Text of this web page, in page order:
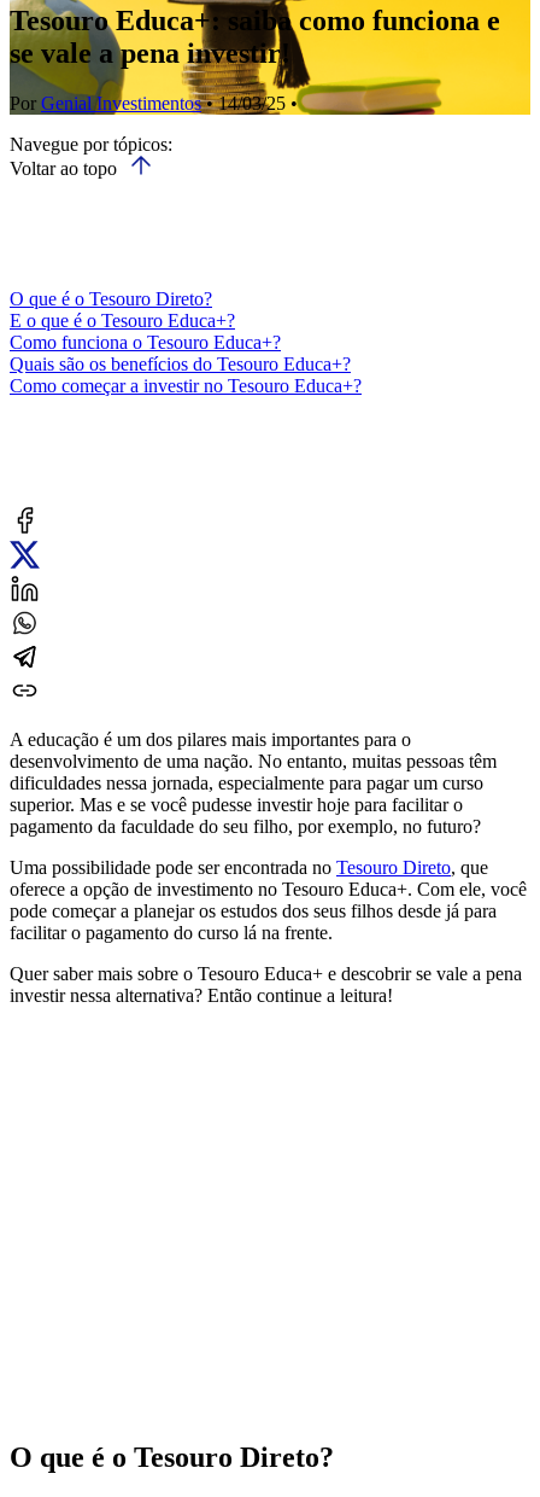
Tesouro Educa+: saiba como funciona e
se vale a pena investir!
Por Genial Investimentos• 14/03/25 •
Navegue por tópicos:
Voltar ao topo
O que é o Tesouro Direto?
E o que é o Tesouro Educa+?
Como funciona o Tesouro Educa+?
Quais são os benefícios do Tesouro Educa+?
Como começar a investir no Tesouro Educa+?
A educação é um dos pilares mais importantes para o
desenvolvimento de uma nação. No entanto, muitas pessoas têm
dificuldades nessa jornada, especialmente para pagar um curso
superior. Mas e se você pudesse investir hoje para facilitar o
pagamento da faculdade do seu filho, por exemplo, no futuro?
Uma possibilidade pode ser encontrada no Tesouro Direto, que
oferece a opção de investimento no Tesouro Educa+. Com ele, você
pode começar a planejar os estudos dos seus filhos desde já para
facilitar o pagamento do curso lá na frente.
Quer saber mais sobre o Tesouro Educa+ e descobrir se vale a pena
investir nessa alternativa? Então continue a leitura!
O que é o Tesouro Direto?